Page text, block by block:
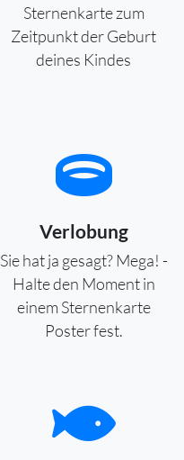
Sternenkarte zum
Zeitpunkt der Geburt
deines Kindes
Verlobung
Sie hat ja gesagt? Mega! -
Halte den Moment in
einem Sternenkarte
Poster fest.